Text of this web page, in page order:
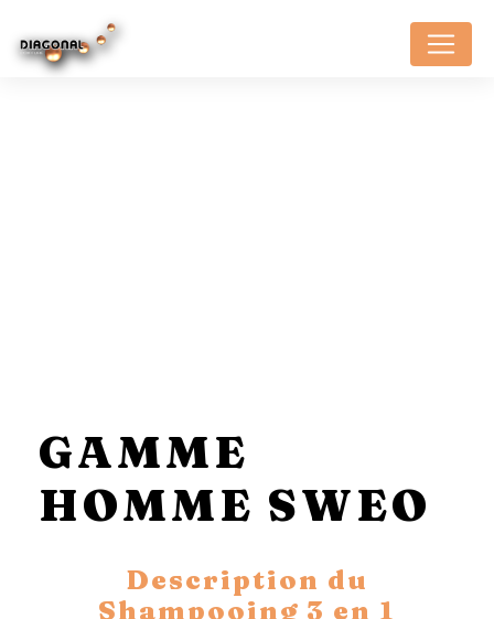
GAMME
HOMME SWEO
Description du
Shampooing 3 en 1